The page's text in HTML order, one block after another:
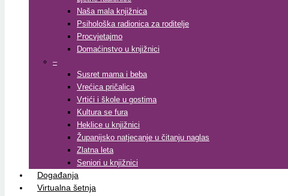
Naša mala knjižnica
Psihološka radionica za roditelje
Procvjetajmo
Domaćinstvo u knjižnici
–
Susret mama i beba
Vrećica pričalica
Vrtići i škole u gostima
Kultura se fura
Heklice u knjižnici
Županijsko natjecanje u čitanju naglas
Zlatna leta
Seniori u knjižnici
Događanja
Virtualna šetnja